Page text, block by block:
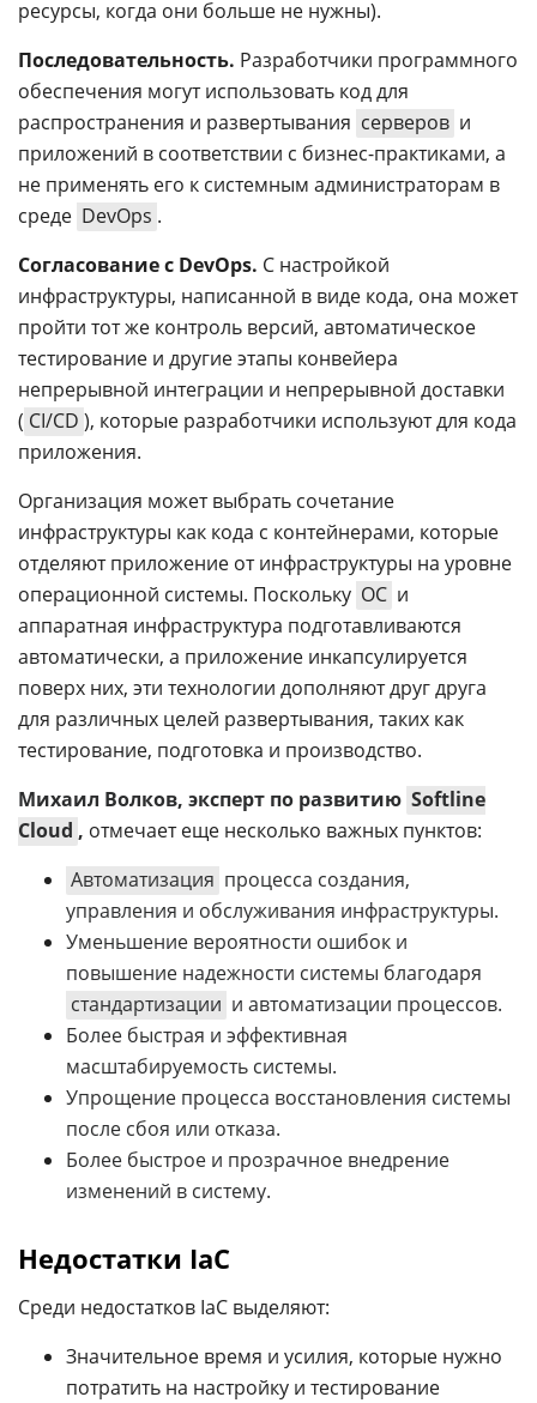
ресурсы, когда они больше не нужны).
Последовательность. Разработчики программного
обеспечения могут использовать код для
распространения и развертывания серверов и
приложений в соответствии с бизнес-практиками, а
не применять его к системным администраторам в
среде DevOps .
Согласование с DevOps. С настройкой
инфраструктуры, написанной в виде кода, она может
пройти тот же контроль версий, автоматическое
тестирование и другие этапы конвейера
непрерывной интеграции и непрерывной доставки
( CI/CD ), которые разработчики используют для кода
приложения.
Организация может выбрать сочетание
инфраструктуры как кода с контейнерами, которые
отделяют приложение от инфраструктуры на уровне
операционной системы. Поскольку ОС и
аппаратная инфраструктура подготавливаются
автоматически, а приложение инкапсулируется
поверх них, эти технологии дополняют друг друга
для различных целей развертывания, таких как
тестирование, подготовка и производство.
Михаил Волков, эксперт по развитию Softline
Cloud , отмечает еще несколько важных пунктов:
Автоматизация процесса создания,
управления и обслуживания инфраструктуры.
Уменьшение вероятности ошибок и
повышение надежности системы благодаря
стандартизации и автоматизации процессов.
Более быстрая и эффективная
масштабируемость системы.
Упрощение процесса восстановления системы
после сбоя или отказа.
Более быстрое и прозрачное внедрение
изменений в систему.
Недостатки IaC
Среди недостатков IaC выделяют:
Значительное время и усилия, которые нужно
потратить на настройку и тестирование